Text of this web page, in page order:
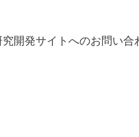
開発サイトへのお問い